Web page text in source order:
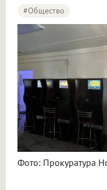
#Общество
Фото: Прокуратура